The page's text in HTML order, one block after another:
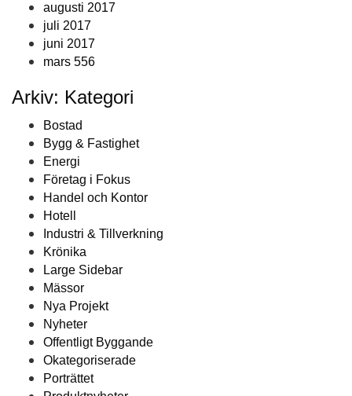
augusti 2017
juli 2017
juni 2017
mars 556
Arkiv: Kategori
Bostad
Bygg & Fastighet
Energi
Företag i Fokus
Handel och Kontor
Hotell
Industri & Tillverkning
Krönika
Large Sidebar
Mässor
Nya Projekt
Nyheter
Offentligt Byggande
Okategoriserade
Porträttet